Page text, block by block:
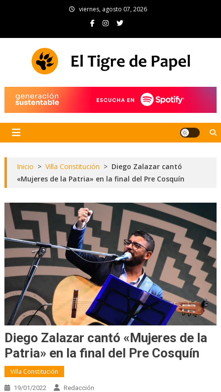
viernes, agosto 07, 2026
Inicio > Villa Constitución > Diego Zalazar cantó
«Mujeres de la Patria» en la final del Pre Cosquín
Diego Zalazar cantó «Mujeres de la
Patria» en la final del Pre Cosquín
Villa Constitución
19/01/2022 Redacción